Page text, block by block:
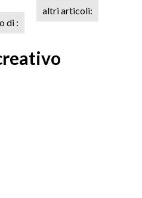
di :
altri articoli: